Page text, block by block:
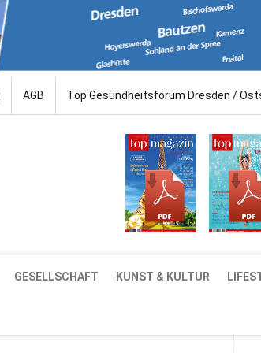
AGB Top Gesundheitsforum Dresden /
GESELLSCHAFT KUNST & KULTUR